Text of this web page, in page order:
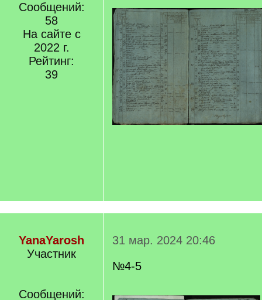
Сообщений:
58
На сайте с
2022 г.
Рейтинг:
39
YanaYarosh
Участник
Сообщений:
31 мар. 2024 20:46
№4-5